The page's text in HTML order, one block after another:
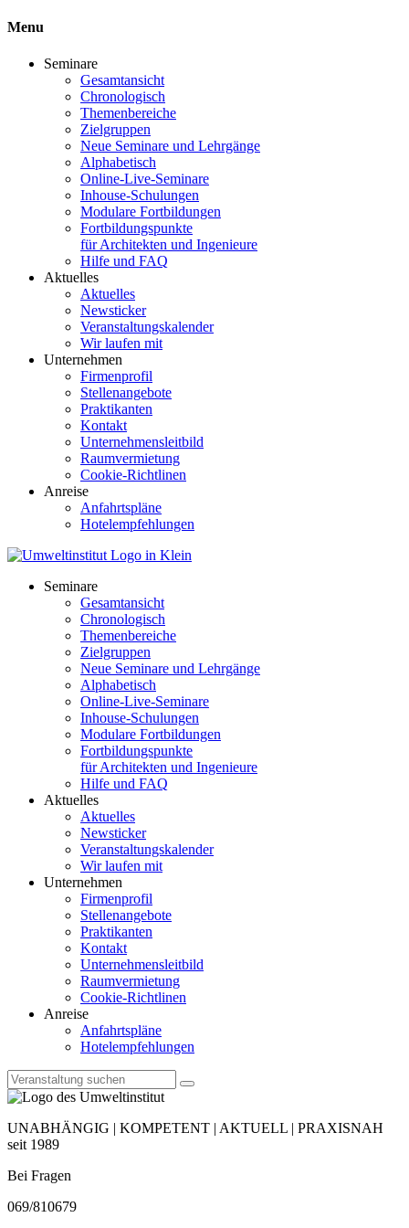
Menu
Seminare
Gesamtansicht
Chronologisch
Themenbereiche
Zielgruppen
Neue Seminare und Lehrgänge
Alphabetisch
Online-Live-Seminare
Inhouse-Schulungen
Modulare Fortbildungen
Fortbildungspunkte
für Architekten und Ingenieure
Hilfe und FAQ
Aktuelles
Aktuelles
Newsticker
Veranstaltungskalender
Wir laufen mit
Unternehmen
Firmenprofil
Stellenangebote
Praktikanten
Kontakt
Unternehmensleitbild
Raumvermietung
Cookie-Richtlinen
Anreise
Anfahrtspläne
Hotelempfehlungen
Seminare
Gesamtansicht
Chronologisch
Themenbereiche
Zielgruppen
Neue Seminare und Lehrgänge
Alphabetisch
Online-Live-Seminare
Inhouse-Schulungen
Modulare Fortbildungen
Fortbildungspunkte
für Architekten und Ingenieure
Hilfe und FAQ
Aktuelles
Aktuelles
Newsticker
Veranstaltungskalender
Wir laufen mit
Unternehmen
Firmenprofil
Stellenangebote
Praktikanten
Kontakt
Unternehmensleitbild
Raumvermietung
Cookie-Richtlinen
Anreise
Anfahrtspläne
Hotelempfehlungen
UNABHÄNGIG | KOMPETENT | AKTUELL | PRAXISNAH
seit 1989
Bei Fragen
069/810679